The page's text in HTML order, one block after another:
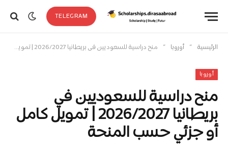
TELEGRAM
الرئيسية » أوروبا » منح دراسية للسعوديين في بريطانيا 2026/2027 | تمويل كامل أو جزئي حسب المنحة
أوروبا
منح دراسية للسعوديين في
بريطانيا 2026/2027 | تمويل كامل
أو جزئي حسب المنحة